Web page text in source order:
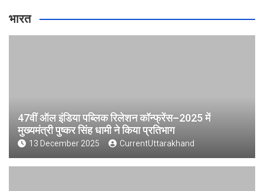
भारत
47वीं ऑल इंडिया पब्लिक रिलेशन कॉन्फ्रेंस–2025 में
मुख्यमंत्री पुष्कर सिंह धामी ने किया प्रतिभाग
13 December 2025 CurrentUttarakhand